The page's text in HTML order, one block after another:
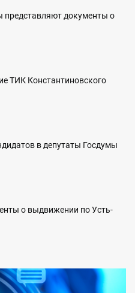
представляют документы о
ТИК Константиновского
в депутаты Госдумы
о выдвижении по Усть-